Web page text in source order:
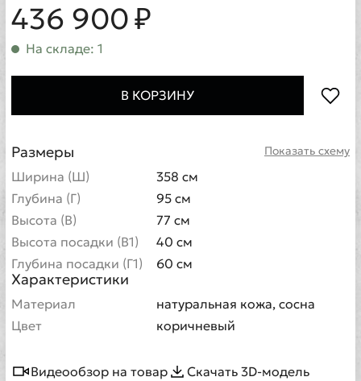
436 900 ₽
На складе: 1
В КОРЗИНУ
Показать схему
Размеры
Ширина (Ш)
358 см
Глубина (Г)
95 см
Высота (В)
77 см
Высота посадки (В1)
40 см
Глубина посадки (Г1)
60 см
Характеристики
Материал
натуральная кожа, сосна
Цвет
коричневый
Видеообзор на товар Скачать 3D-модель